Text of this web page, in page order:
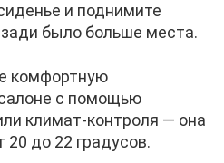
и поднимите
было больше места.
комфортную
с помощью
климат-контроля — она
до 22 градусов.